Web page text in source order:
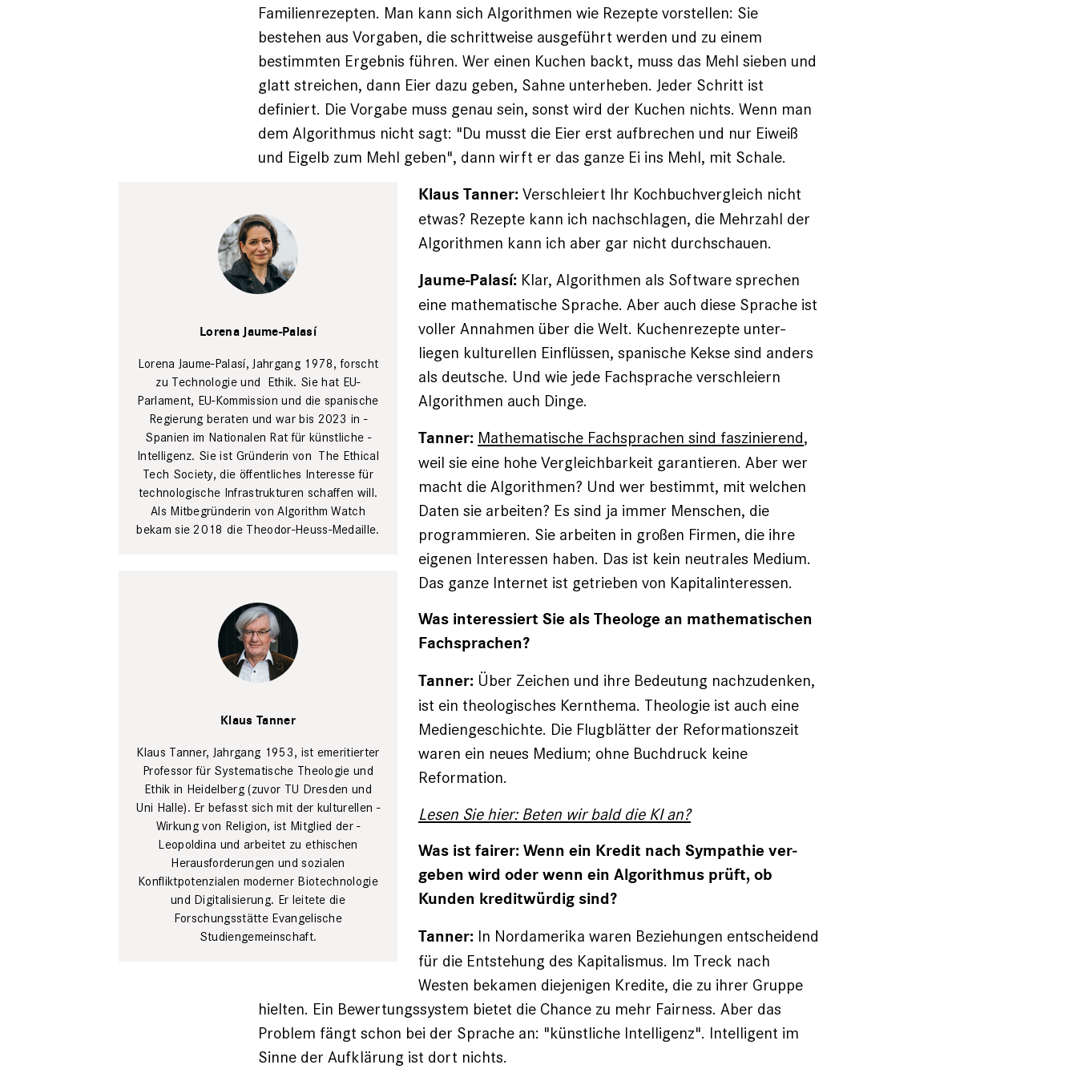
Familienrezepten. Man kann sich Algorithmen wie Rezepte vorstellen: Sie
bestehen aus Vor­gaben, die schrittweise ausgeführt werden und zu einem
bestimmten Ergebnis führen. Wer einen Kuchen backt, muss das Mehl sieben und
glatt streichen, dann Eier dazu geben, Sahne unterheben. Jeder Schritt ist
definiert. Die Vorgabe muss genau sein, sonst wird der Kuchen nichts. Wenn man
dem Algorithmus nicht sagt: "Du musst die Eier erst aufbrechen und nur Eiweiß
und Eigelb zum Mehl geben", dann wirft er das ganze Ei ins Mehl, mit Schale.
Lorena Jaume-Palasí
Lorena Jaume-­Palasí, Jahrgang 1978, forscht
zu Technologie und ­ Ethik. Sie hat ­EU-
Parlament, ­EU-Kommission und die spanische
Regierung beraten und war bis 2023 in ­
Spanien im Nationalen Rat für künstliche ­
Intelligenz. Sie ist ­Gründerin von ­ The Ethical
Tech ­Society, die öffent­liches Interesse für
technologische Infrastrukturen schaffen will.
Als Mitbegründerin von Algorithm Watch
bekam sie 2018 die Theodor-­Heuss-Medaille.
Klaus Tanner
Klaus Tanner, Jahrgang 1953, ist emeritierter
Professor für ­Systematische Theo­logie und
Ethik in Heidel­berg (zuvor TU Dresden und
Uni ­Halle). Er befasst sich mit der kulturellen ­
Wirkung von Religion, ist Mitglied der ­
Leopoldina und ­arbeitet zu ethischen
Herausforderungen und sozialen
Konfliktpotenzialen moderner Biotechnologie
und ­Digitalisierung. Er leitete die
Forschungsstätte Evangelische
Studiengemeinschaft.
Klaus Tanner:Verschleiert Ihr Kochbuchvergleich nicht
etwas? Rezepte kann ich nachschlagen, die Mehrzahl der
Algorithmen kann ich aber gar nicht durchschauen.
Jaume-Palasí: Klar, Algorithmen als Software sprechen
eine mathematische Sprache. Aber auch diese Sprache ist
voller Annahmen über die Welt. Kuchenrezepte unter­
liegen kulturellen Einflüssen, spanische Kekse sind ­anders
als deutsche. Und wie jede Fachsprache verschleiern
Algorithmen auch Dinge.
Tanner: Mathematische Fachsprachen sind faszinierend,
weil sie eine hohe Vergleichbarkeit garantieren. Aber wer
macht die Algorithmen? Und wer bestimmt, mit ­welchen
Daten sie arbeiten? Es sind ja immer Menschen, die
programmieren. Sie arbeiten in großen Firmen, die ihre
eigenen Interessen haben. Das ist kein neutrales Medium.
Das ganze Internet ist getrieben von Kapitalinteressen.
Was interessiert Sie als Theologe an mathematischen
Fachsprachen?
Tanner: Über Zeichen und ihre Bedeutung nachzudenken,
ist ein theologisches Kernthema. Theologie ist auch eine
Mediengeschichte. Die Flugblätter der Reformationszeit
waren ein neues Medium; ohne Buchdruck keine
Reformation.
Lesen Sie hier: Beten wir bald die KI an?
Was ist fairer: Wenn ein Kredit nach Sympathie ver­
geben wird oder wenn ein Algorithmus prüft, ob
Kunden kreditwürdig sind?
Tanner: In Nordamerika waren Beziehungen entscheidend
für die Entstehung des Kapitalismus. Im Treck nach
Westen bekamen diejenigen Kredite, die zu ihrer Gruppe
hielten. Ein Bewertungssystem bietet die Chance zu mehr Fairness. Aber das
Problem fängt schon bei der Sprache an: "künstliche Intelligenz". Intelligent im
Sinne der Aufklärung ist dort nichts.